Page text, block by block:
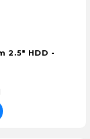
2.5" HDD -